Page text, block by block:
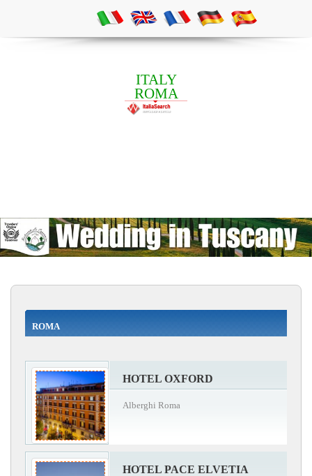
ITALY
ROMA
ROMA
HOTEL OXFORD
Alberghi Roma
HOTEL PACE ELVETIA